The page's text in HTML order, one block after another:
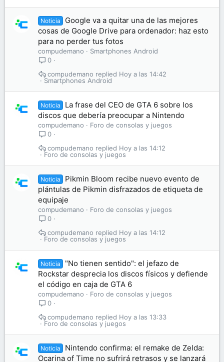
Noticia
Google va a quitar una de las mejores
cosas de Google Drive para ordenador: haz esto
para no perder tus fotos
compudemano
Smartphones Android
0
Smartphones Android
Hoy a las 14:42
compudemano
Noticia
La frase del CEO de GTA 6 sobre los
discos que debería preocupar a Nintendo
compudemano
Foro de consolas y juegos
0
Foro de consolas y juegos
Hoy a las 14:12
compudemano
Noticia
Pikmin Bloom recibe nuevo evento de
plántulas de Pikmin disfrazados de etiqueta de
equipaje
compudemano
Foro de consolas y juegos
0
Foro de consolas y juegos
Hoy a las 14:12
compudemano
Noticia
"No tienen sentido": el jefazo de
Rockstar desprecia los discos físicos y defiende
el código en caja de GTA 6
compudemano
Foro de consolas y juegos
0
Foro de consolas y juegos
Hoy a las 13:33
compudemano
Noticia
Nintendo confirma: el remake de Zelda:
Ocarina of Time no sufrirá retrasos y se lanzará